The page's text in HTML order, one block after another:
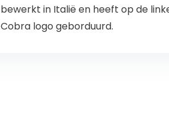
bewerkt in Italië en heeft op de
Cobra logo geborduurd.